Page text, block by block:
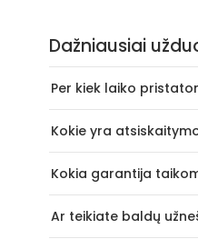
Dažniausiai
Per kiek laiko
Kokie yra
Kokia garantija
Ar teikiate baldų